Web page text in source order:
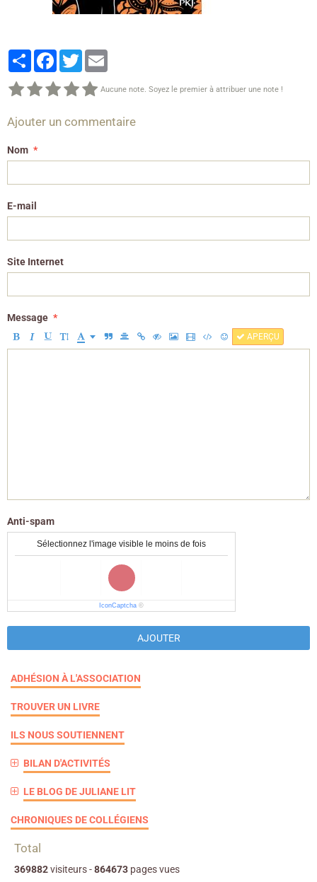
PartagerFacebook
Twitter
Aucune note. Soyez le premier à attribuer une note !
Ajouter un commentaire
Nom
E-mail
Site Internet
Message
APERÇU
Anti-spam
Sélectionnez l'image visible le moins de fois
IconCaptcha ©
AJOUTER
ADHÉSION À L'ASSOCIATION
TROUVER UN LIVRE
ILS NOUS SOUTIENNENT
BILAN D'ACTIVITÉS
LE BLOG DE JULIANE LIT
CHRONIQUES DE COLLÉGIENS
Total
369882visiteurs -864673 pages vues